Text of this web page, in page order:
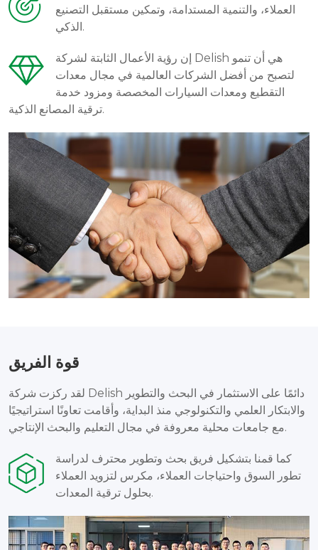
العملاء، والتنمية المستدامة، وتمكين مستقبل التصنيع
الذكي.
إن رؤية الأعمال الثابتة لشركة Delish هي أن تنمو
لتصبح من أفضل الشركات العالمية في مجال معدات
التقطيع ومعدات السيارات المخصصة ومزود خدمة
ترقية المصانع الذكية.
قوة الفريق
لقد ركزت شركة Delish دائمًا على الاستثمار في البحث والتطوير
والابتكار العلمي والتكنولوجي منذ البداية، وأقامت تعاونًا استراتيجيًا
مع جامعات محلية معروفة في مجال التعليم والبحث الإنتاجي.
كما قمنا بتشكيل فريق بحث وتطوير محترف لدراسة
تطور السوق واحتياجات العملاء، مكرس لتزويد العملاء
بحلول ترقية المعدات.